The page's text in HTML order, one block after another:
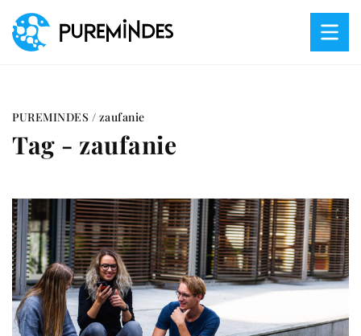
PUREMINDES / zaufanie
Tag - zaufanie